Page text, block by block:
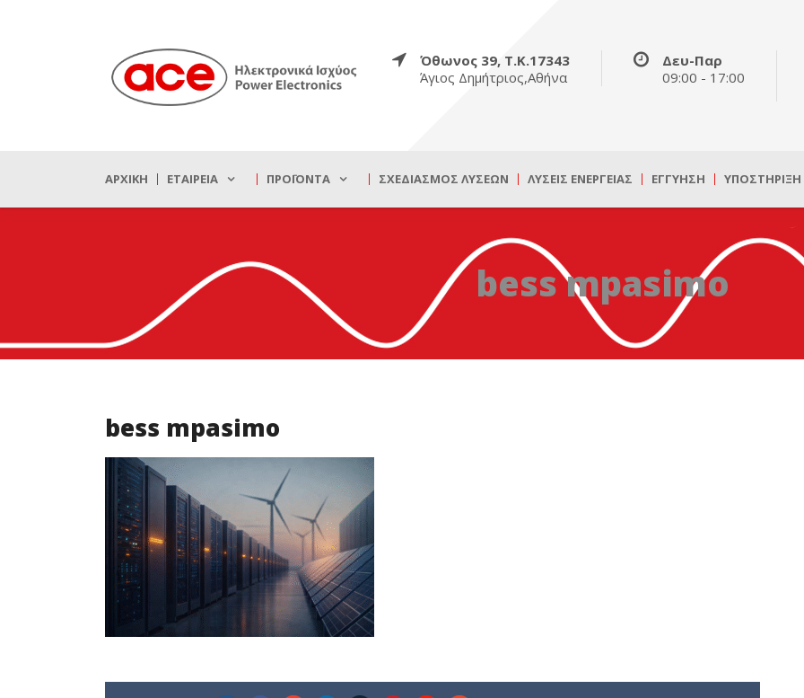
Όθωνος 39, Τ.Κ.17343
Άγιος Δημήτριος,Αθήνα
Δευ-Παρ
09:00 - 17:00
ΑΡΧΙΚΉ ΕΤΑΙΡΕΊΑ ΠΡΟΪΌΝΤΑ ΣΧΕΔΙΑΣΜΌΣ ΛΎΣΕΩΝ ΛΎΣΕΙΣ ΕΝΈΡΓΕΙΑΣ ΕΓΓΎΗΣΗ ΥΠΟΣΤΉΡΙΞΗ
bess mpasimo
bess mpasimo